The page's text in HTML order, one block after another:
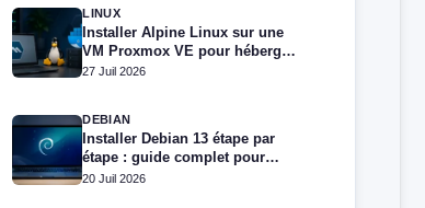
LINUX
Installer Alpine Linux sur une
VM Proxmox VE pour héberger
Docker et Docker Compose
27 Juil 2026
DEBIAN
Installer Debian 13 étape par
étape : guide complet pour
débutants et administrateurs
20 Juil 2026